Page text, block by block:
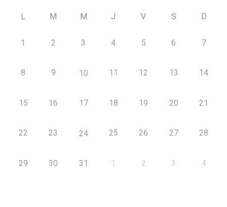
L M M J V S D
1 2 3 4 5 6 7
8 9 10 11 12 13 14
15 16 17 18 19 20 21
22 23 24 25 26 27 28
29 30 31 1 2 3 4